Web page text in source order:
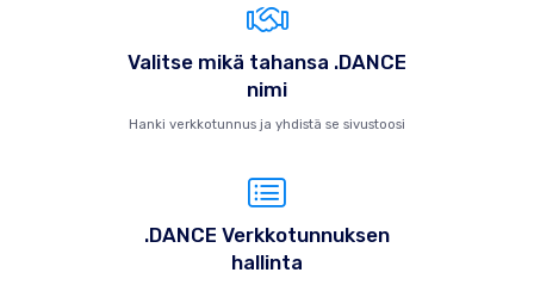
Valitse mikä tahansa .DANCE
nimi
Hanki verkkotunnus ja yhdistä se sivustoosi
.DANCE Verkkotunnuksen
hallinta